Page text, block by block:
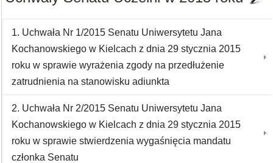
1. Uchwała Nr 1/2015 Senatu Uniwersytetu Jana
Kochanowskiego w Kielcach z dnia 29 stycznia 2015
roku w sprawie wyrażenia zgody na przedłużenie
zatrudnienia na stanowisku adiunkta
2. Uchwała Nr 2/2015 Senatu Uniwersytetu Jana
Kochanowskiego w Kielcach z dnia 29 stycznia 2015
roku w sprawie stwierdzenia wygaśnięcia mandatu
członka Senatu